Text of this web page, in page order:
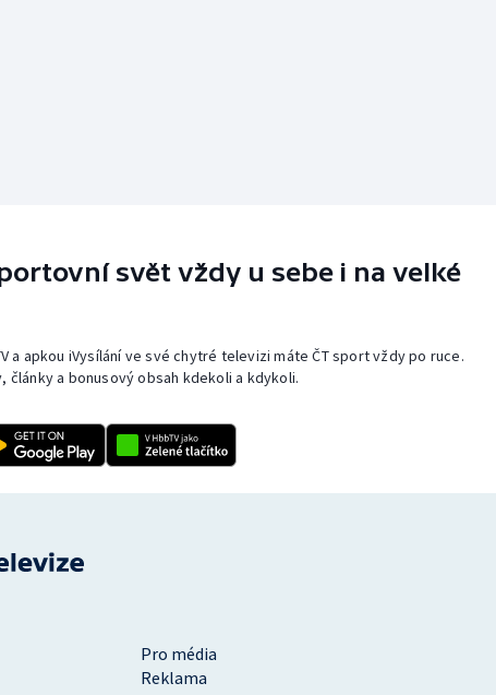
svět vždy u sebe i na velké
a apkou iVysílání ve své chytré televizi máte ČT sport vždy po ruce.
články a bonusový obsah kdekoli a kdykoli.
Pro média
Reklama